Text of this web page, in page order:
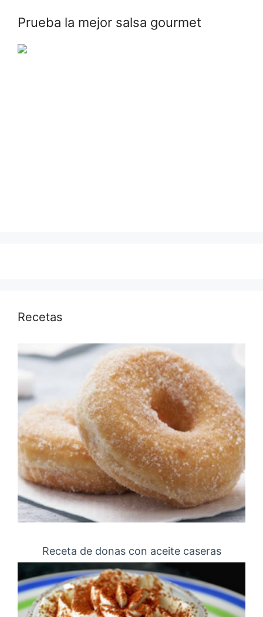
Prueba la mejor salsa gourmet
Recetas
Receta de donas con aceite caseras